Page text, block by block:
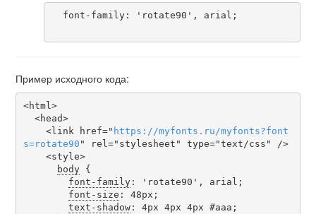
Пример исходного кода:
<html>
    <link href="
https ://myfonts . ru/myfonts?font
s=rotate90 " rel="stylesheet" type="text/css" />
body {
font-family: 'rotate90', arial;
font-size : 48px;
text-shadow: 4px 4px 4px #aaa;